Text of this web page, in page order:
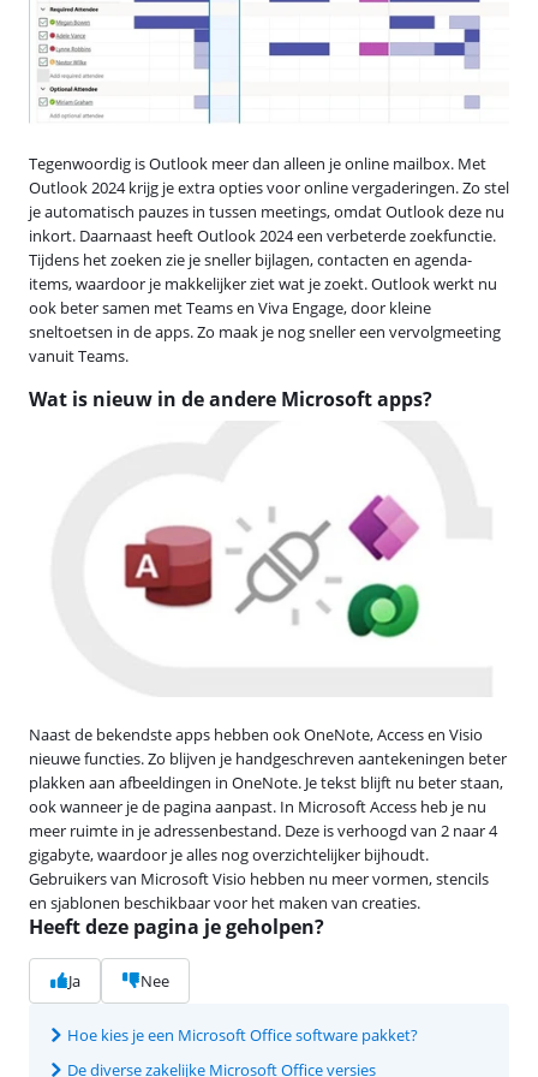
Tegenwoordig is Outlook meer dan alleen je online mailbox. Met
Outlook 2024 krijg je extra opties voor online vergaderingen. Zo stel
je automatisch pauzes in tussen meetings, omdat Outlook deze nu
inkort. Daarnaast heeft Outlook 2024 een verbeterde zoekfunctie.
Tijdens het zoeken zie je sneller bijlagen, contacten en agenda-
items, waardoor je makkelijker ziet wat je zoekt. Outlook werkt nu
ook beter samen met Teams en Viva Engage, door kleine
sneltoetsen in de apps. Zo maak je nog sneller een vervolgmeeting
vanuit Teams.
Wat is nieuw in de andere Microsoft apps?
Naast de bekendste apps hebben ook OneNote, Access en Visio
nieuwe functies. Zo blijven je handgeschreven aantekeningen beter
plakken aan afbeeldingen in OneNote. Je tekst blijft nu beter staan,
ook wanneer je de pagina aanpast. In Microsoft Access heb je nu
meer ruimte in je adressenbestand. Deze is verhoogd van 2 naar 4
gigabyte, waardoor je alles nog overzichtelijker bijhoudt.
Gebruikers van Microsoft Visio hebben nu meer vormen, stencils
en sjablonen beschikbaar voor het maken van creaties.
Heeft deze pagina je geholpen?
Ja Nee
Hoe kies je een Microsoft Office software pakket?
De diverse zakelijke Microsoft Office versies